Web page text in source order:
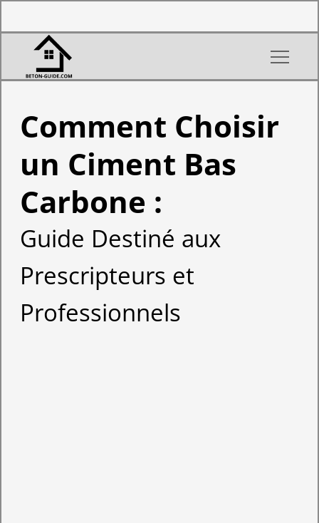
Comment Choisir
un Ciment Bas
Carbone :
Guide Destiné aux
Prescripteurs et
Professionnels